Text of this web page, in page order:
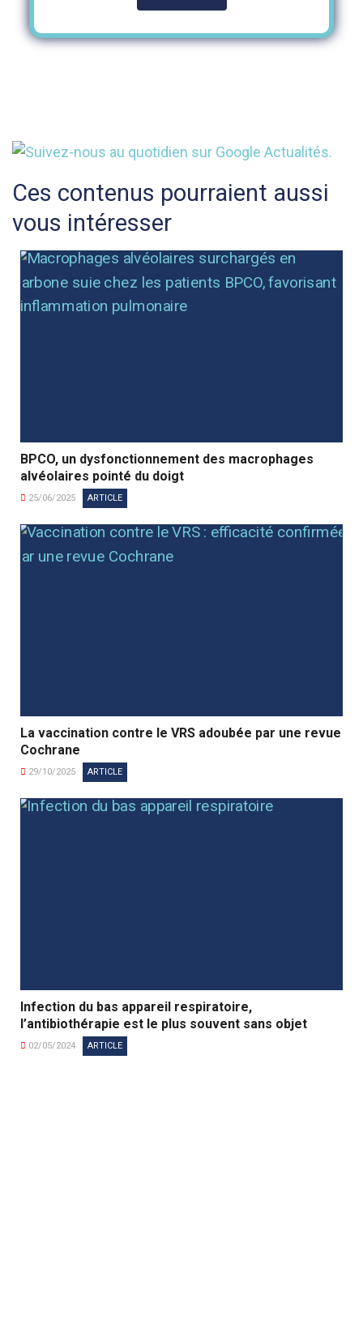
Ces contenus pourraient aussi
vous intéresser
BPCO, un dysfonctionnement des macrophages
alvéolaires pointé du doigt
25/06/2025 ARTICLE
La vaccination contre le VRS adoubée par une revue
Cochrane
29/10/2025 ARTICLE
Infection du bas appareil respiratoire,
l’antibiothérapie est le plus souvent sans objet
02/05/2024 ARTICLE